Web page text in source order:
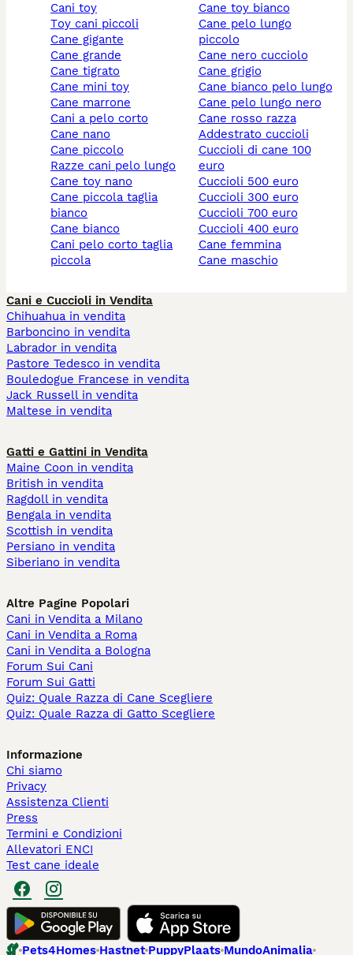
cani toy
toy cani piccoli
cane gigante
cane grande
cane tigrato
cane mini toy
cane marrone
cani a pelo corto
cane nano
cane piccolo
razze cani pelo lungo
cane toy nano
cane piccola taglia
bianco
cane bianco
cani pelo corto taglia
piccola
cane toy bianco
cane pelo lungo
piccolo
cane nero cucciolo
cane grigio
cane bianco pelo lungo
cane pelo lungo nero
cane rosso razza
addestrato cuccioli
cuccioli di cane 100
euro
cuccioli 500 euro
cuccioli 300 euro
cuccioli 700 euro
cuccioli 400 euro
cane femmina
cane maschio
Cani e Cuccioli in Vendita
Chihuahua in vendita
Barboncino in vendita
Labrador in vendita
Pastore Tedesco in vendita
Bouledogue Francese in vendita
Jack Russell in vendita
Maltese in vendita
Gatti e Gattini in Vendita
Maine Coon in vendita
British in vendita
Ragdoll in vendita
Bengala in vendita
Scottish in vendita
Persiano in vendita
Siberiano in vendita
Altre Pagine Popolari
Cani in Vendita a Milano
Cani in Vendita a Roma
Cani in Vendita a Bologna
Forum Sui Cani
Forum Sui Gatti
Quiz: Quale Razza di Cane Scegliere
Quiz: Quale Razza di Gatto Scegliere
Informazione
Chi siamo
Privacy
Assistenza Clienti
Press
Termini e Condizioni
Allevatori ENCI
Test cane ideale
Pets4Homes Hastnet PuppyPlaats MundoAnimalia